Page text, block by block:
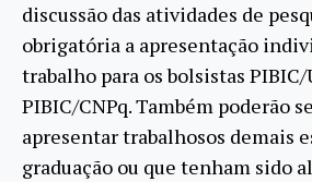
discussão das atividades de
obrigatória a apresentação
trabalho para os bolsistas PIBIC/
PIBIC/CNPq. Também poderão
apresentar trabalhosos demais
graduação ou que tenham sido